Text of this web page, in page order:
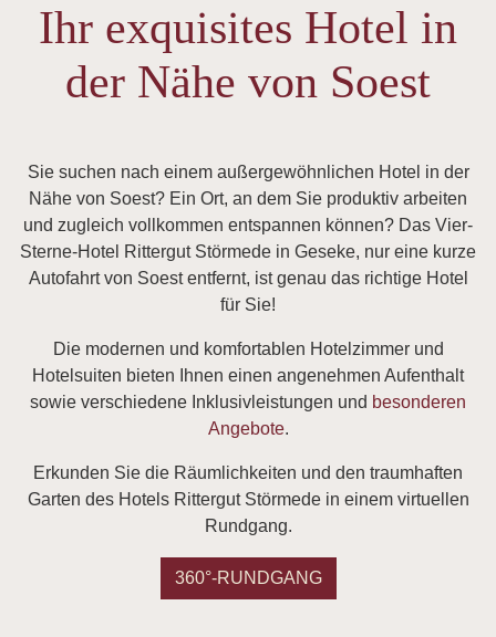
Ihr exquisites Hotel in
der Nähe von Soest
Sie suchen nach einem außergewöhnlichen Hotel in der
Nähe von Soest? Ein Ort, an dem Sie produktiv arbeiten
und zugleich vollkommen entspannen können? Das Vier-
Sterne-Hotel Rittergut Störmede in Geseke, nur eine kurze
Autofahrt von Soest entfernt, ist genau das richtige Hotel
für Sie!
Die modernen und komfortablen Hotelzimmer und
Hotelsuiten bieten Ihnen einen angenehmen Aufenthalt
sowie verschiedene Inklusivleistungen und besonderen
Angebote.
Erkunden Sie die Räumlichkeiten und den traumhaften
Garten des Hotels Rittergut Störmede in einem virtuellen
Rundgang.
360°-RUNDGANG